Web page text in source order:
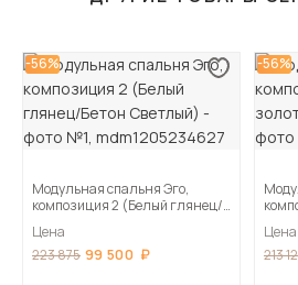
-56%
Модульная спальня Эго,
композиция 2 (Белый глянец/
Цена
223 875 99 500
-56%
Цена
213